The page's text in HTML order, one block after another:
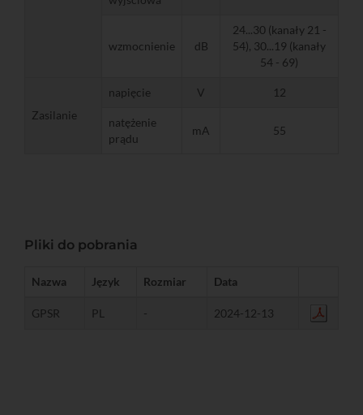
wzmocnienie dB
24...30 (kanały 21 -
54), 30...19 (kanały
54 - 69)
Zasilanie
napięcie V 12
natężenie
prądu
mA 55
Pliki do pobrania
Nazwa Język Rozmiar Data
GPSR PL - 2024-12-13